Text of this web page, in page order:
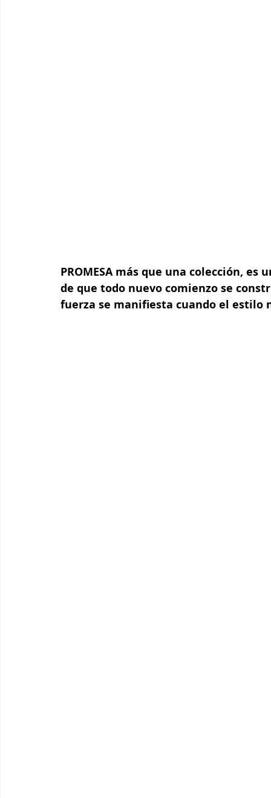
PROMESA más que una colección,
de que todo nuevo comienzo se
fuerza se manifiesta cuando el estilo